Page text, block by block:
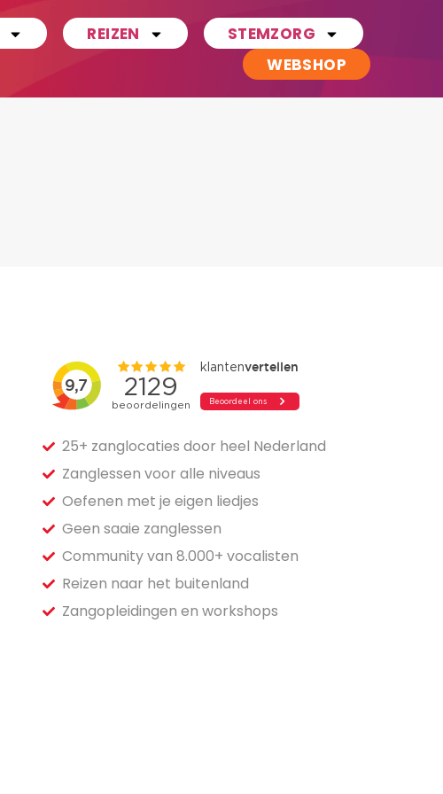
REIZEN
STEMZORG
WEBSHOP
25+ zanglocaties door heel Nederland
Zanglessen voor alle niveaus
Oefenen met je eigen liedjes
Geen saaie zanglessen
Community van 8.000+ vocalisten
Reizen naar het buitenland
Zangopleidingen en workshops